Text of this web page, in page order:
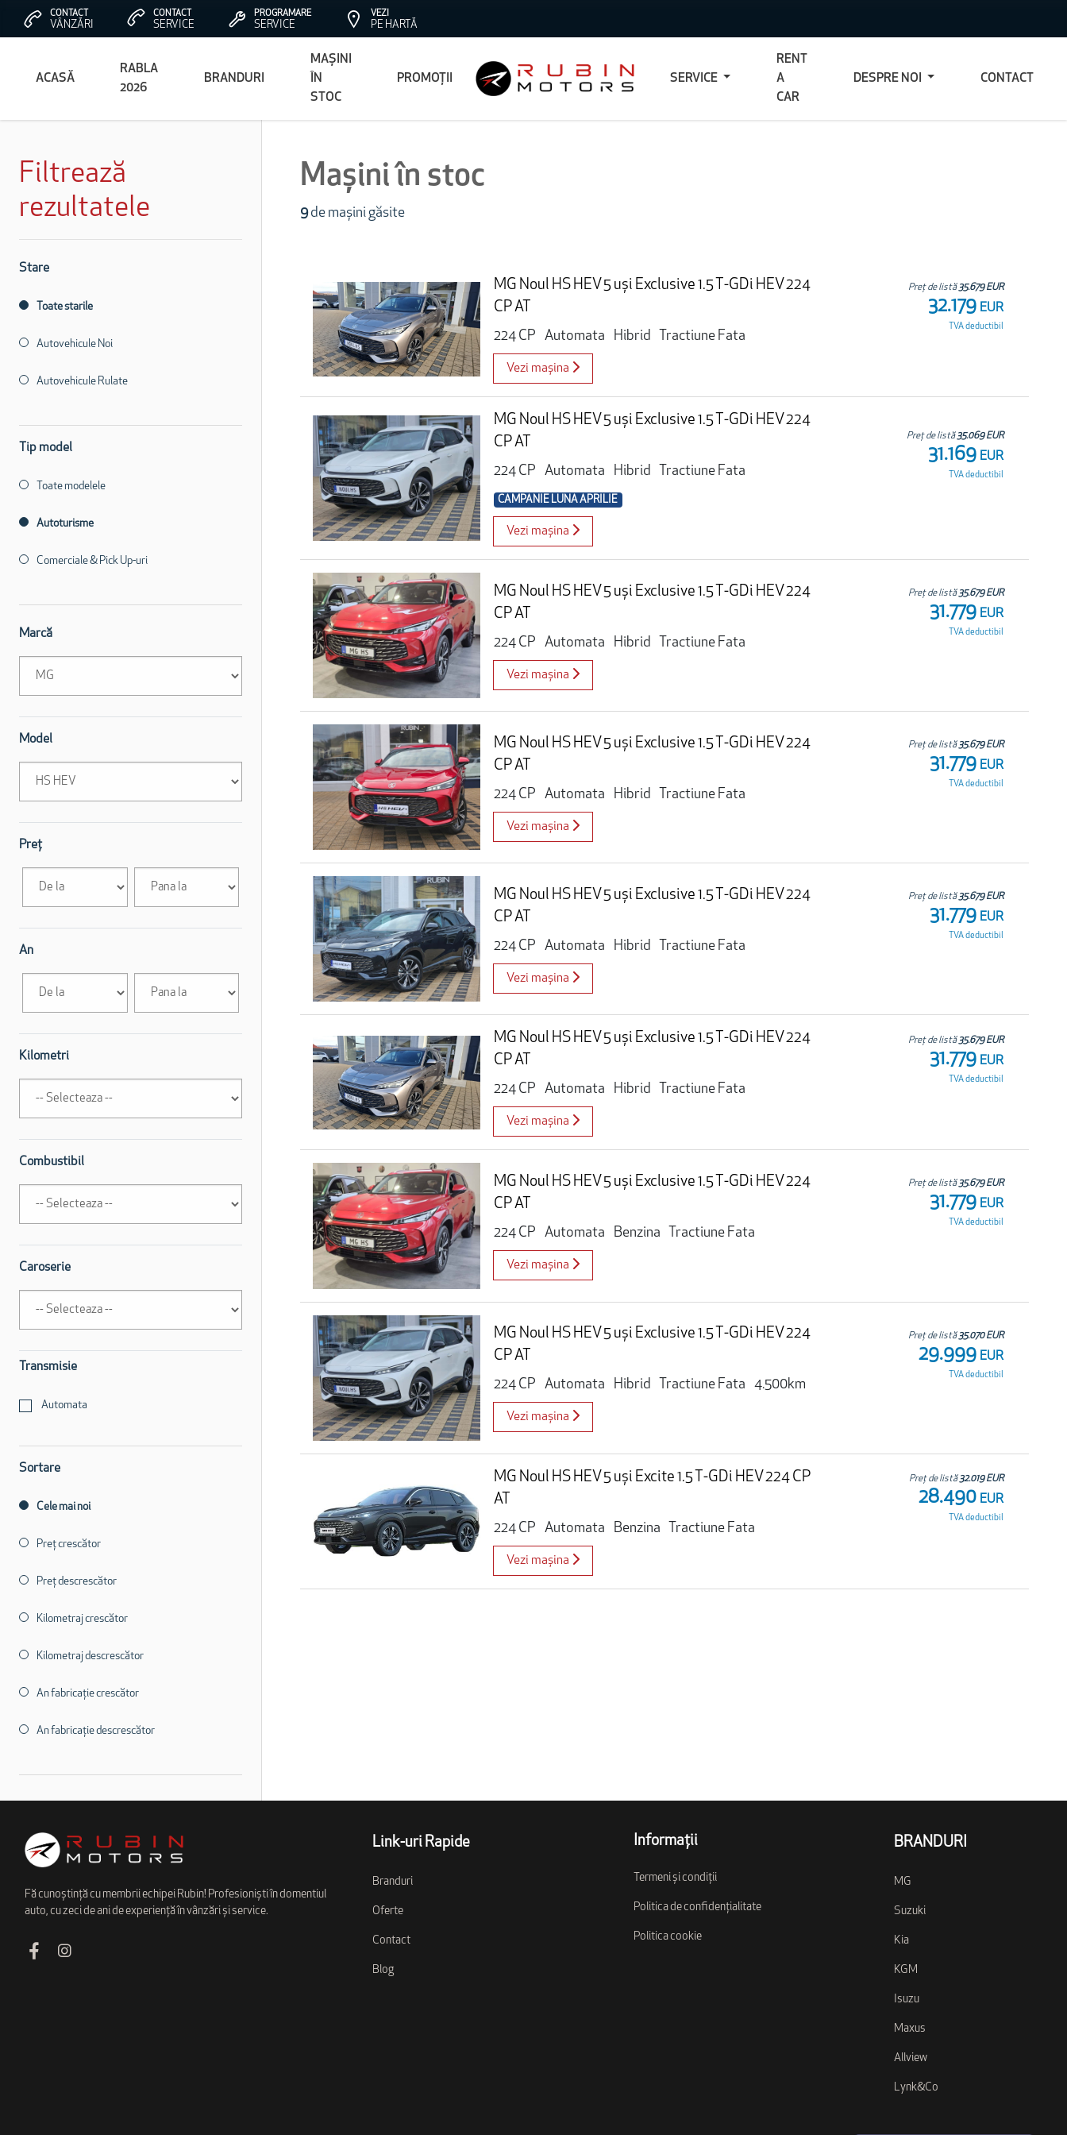
CONTACT
VÂNZĂRI
CONTACT
SERVICE
PROGRAMARE
SERVICE
VEZI
PE HARTĂ
ACASĂ
RABLA
2026
BRANDURI
MAȘINI
ÎN
STOC
PROMOȚII SERVICE
RENT
A
CAR
DESPRE NOI CONTACT
Filtrează
rezultatele
Stare
Toate starile
Autovehicule Noi
Autovehicule Rulate
Tip model
Toate modelele
Autoturisme
Comerciale & Pick Up-uri
Marcă
Model
Preț
An
Kilometri
Combustibil
Caroserie
Transmisie
Automata
Sortare
Cele mai noi
Preț crescător
Preț descrescător
Kilometraj crescător
Kilometraj descrescător
An fabricație crescător
An fabricație descrescător
Mașini în stoc
9de mașini găsite
MG Noul HS HEV 5 uși Exclusive 1.5 T-GDi HEV 224
CP AT
224 CP
Automata Hibrid Tractiune Fata
Preț de listă 35.679 EUR
32.179 EUR
TVA deductibil
Vezi mașina
MG Noul HS HEV 5 uși Exclusive 1.5 T-GDi HEV 224
CP AT
224 CP
Automata Hibrid Tractiune Fata
CAMPANIE LUNA APRILIE
Preț de listă 35.069 EUR
31.169 EUR
TVA deductibil
Vezi mașina
MG Noul HS HEV 5 uși Exclusive 1.5 T-GDi HEV 224
CP AT
224 CP
Automata Hibrid Tractiune Fata
Preț de listă 35.679 EUR
31.779 EUR
TVA deductibil
Vezi mașina
MG Noul HS HEV 5 uși Exclusive 1.5 T-GDi HEV 224
CP AT
224 CP
Automata Hibrid Tractiune Fata
Preț de listă 35.679 EUR
31.779 EUR
TVA deductibil
Vezi mașina
MG Noul HS HEV 5 uși Exclusive 1.5 T-GDi HEV 224
CP AT
224 CP
Automata Hibrid Tractiune Fata
Preț de listă 35.679 EUR
31.779 EUR
TVA deductibil
Vezi mașina
MG Noul HS HEV 5 uși Exclusive 1.5 T-GDi HEV 224
CP AT
224 CP
Automata Hibrid Tractiune Fata
Preț de listă 35.679 EUR
31.779 EUR
TVA deductibil
Vezi mașina
MG Noul HS HEV 5 uși Exclusive 1.5 T-GDi HEV 224
CP AT
224 CP
Automata Benzina Tractiune Fata
Preț de listă35.679 EUR
31.779 EUR
TVA deductibil
Vezi mașina
MG Noul HS HEV 5 uși Exclusive 1.5 T-GDi HEV 224
CP AT
224 CP
Automata Hibrid Tractiune Fata 4.500km
Preț de listă 35.070 EUR
29.999 EUR
TVA deductibil
Vezi mașina
MG Noul HS HEV 5 uși Excite 1.5 T-GDi HEV 224 CP
AT
224 CP
Automata Benzina Tractiune Fata
Preț de listă 32.019 EUR
28.490 EUR
TVA deductibil
Vezi mașina
Fă cunoștință cu membrii echipei Rubin! Profesioniști în domentiul
auto, cu zeci de ani de experiență în vânzări și service.
Link-uri Rapide
Branduri
Oferte
Contact
Blog
Informații
Termeni și condiții
Politica de confidențialitate
Politica cookie
BRANDURI
MG
Suzuki
Kia
KGM
Isuzu
Maxus
Allview
Lynk&Co